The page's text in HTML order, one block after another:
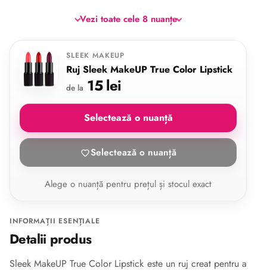
Vezi toate cele 8 nuanțe
SLEEK MAKEUP
Ruj Sleek MakeUP True Color Lipstick
de la 15 lei
Selectează o nuanță
Selectează o nuanță
Alege o nuanță pentru prețul și stocul exact
INFORMAȚII ESENȚIALE
Detalii produs
Sleek MakeUP True Color Lipstick este un ruj creat pentru a